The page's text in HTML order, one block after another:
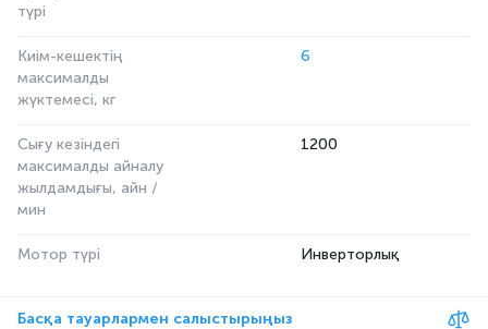
түрі
Киім-кешектің
максималды
жүктемесі, кг
6
Сығу кезіндегі
максималды айналу
жылдамдығы, айн /
мин
1200
Мотор түрі Инверторлық
Басқа тауарлармен салыстырыңыз